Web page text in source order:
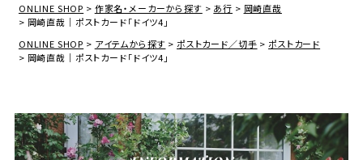
ONLINE SHOP 作家名・メーカーから探す あ行
岡崎直哉
岡崎直哉｜ポストカード「ドイツ4」
ONLINE SHOP
アイテムから探す ポストカード／切手
ポストカード
岡崎直哉｜ポストカード「ドイツ4」